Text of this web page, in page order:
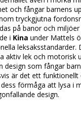
och fångar barnens
tryckgjutna
på banor och
i Kina under Mattels
lek och motorisk
design som fångar
är det ett
förmåga att lysa i
design.